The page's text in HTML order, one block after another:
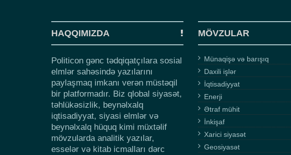
HAQQIMIZDA
Politicon gənc tədqiqatçılara sosial
elmlər sahəsində yazılarını
paylaşmaq imkanı verən müstəqil
bir platformadır. Biz qlobal siyasət,
təhlükəsizlik, beynəlxalq
iqtisadiyyat, siyasi elmlər və
beynəlxalq hüquq kimi müxtəlif
mövzularda analitik yazılar,
esselər və kitab icmalları dərc
MÖVZULAR
Münaqişə və barışıq
Daxili işlər
İqtisadiyyat
Enerji
Ətraf mühit
İnkişaf
Xarici siyasət
Geosiyasət